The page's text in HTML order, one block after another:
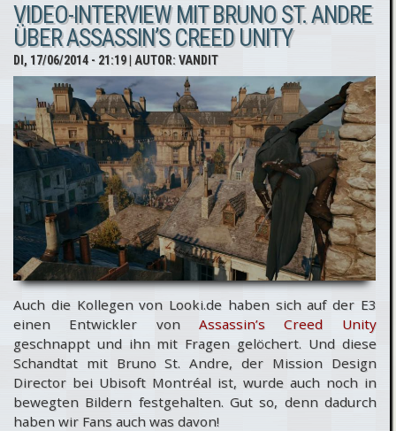
pünktlich &
PreOrder
Boni der
besonderen
Art
VIDEO-INTERVIEW MIT BRUNO ST. ANDRE
ÜBER ASSASSIN’S CREED UNITY
DI, 17/06/2014 - 21:19| AUTOR:VANDIT
Auch die Kollegen von Looki.de haben sich auf der E3
einen Entwickler vonAssassin’s Creed Unity
geschnappt und ihn mit Fragen gelöchert. Und diese
Schandtat mit Bruno St. Andre, der Mission Design
Director bei Ubisoft Montréal ist, wurde auch noch in
bewegten Bildern festgehalten. Gut so, denn dadurch
haben wir Fans auch was davon!